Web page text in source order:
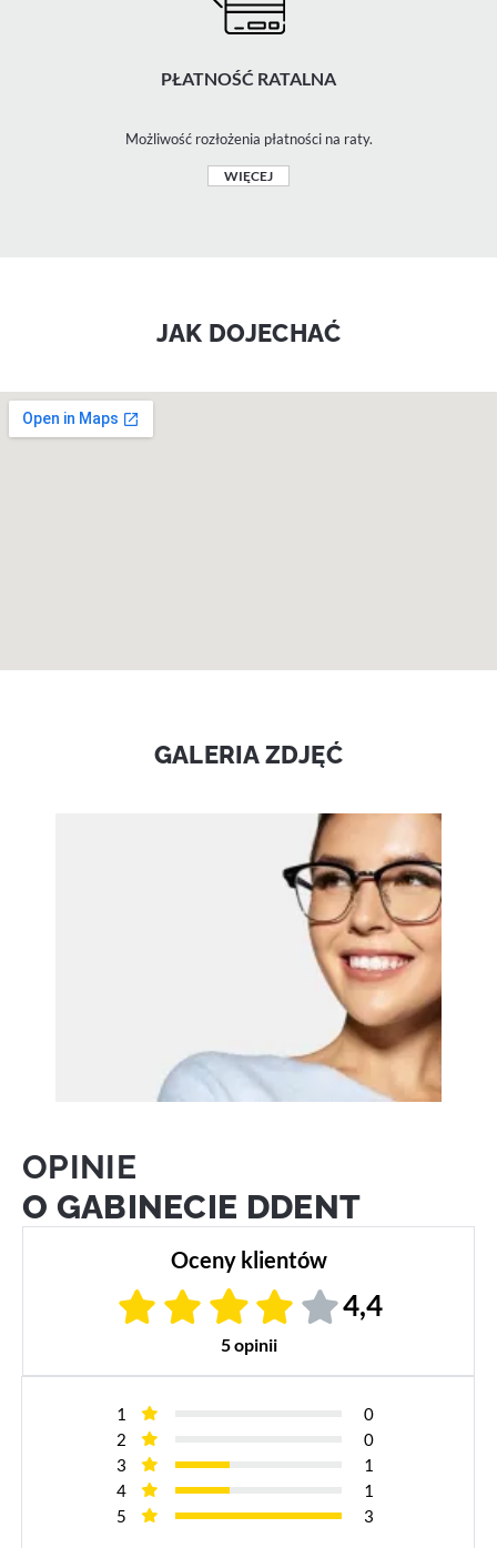
PŁATNOŚĆ RATALNA
Możliwość rozłożenia płatności na raty.
WIĘCEJ
JAK DOJECHAĆ
GALERIA ZDJĘĆ
OPINIE
O GABINECIE DDENT
Oceny klientów
4,4
5 opinii
1
0
2
0
3
1
4
1
5
3